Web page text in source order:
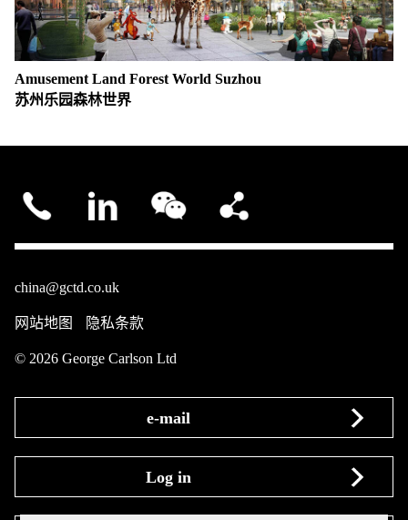
Amusement Land Forest World Suzhou
苏州乐园森林世界
china@gctd.co.uk
网站地图 隐私条款
© 2026 George Carlson Ltd